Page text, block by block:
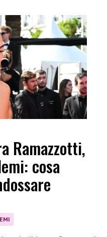
Ramazzotti,
cosa